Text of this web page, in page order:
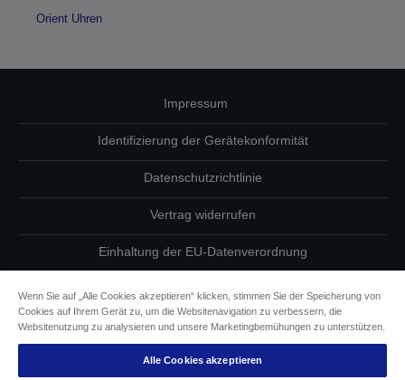
Orient Uhren
Impressum
Identifizierung der Gerätekonformität
Datenschutzrichtlinie
Vertrag widerrufen
Einhaltung der EU-Datenverordnung
Informationen zu Cookies
Epson Engagement für Barrierefreiheit
Wenn Sie auf „Alle Cookies akzeptieren“ klicken, stimmen Sie der Speicherung von
Cookies auf Ihrem Gerät zu, um die Websitenavigation zu verbessern, die
Websitenutzung zu analysieren und unsere Marketingbemühungen zu unterstützen.
Alle Cookies akzeptieren